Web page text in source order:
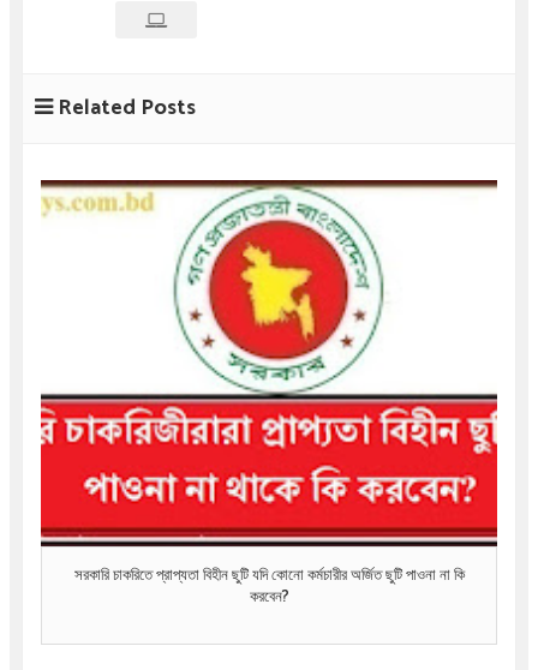
Related Posts
সরকারি চাকরিতে প্রাপ্যতা বিহীন ছুটি যদি কোনো কর্মচারীর অর্জিত ছুটি পাওনা না কি
করবেন?